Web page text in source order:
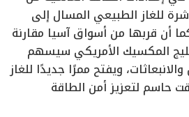
للغاز الطبيعي المسال إلى
كما أن قربها من أسواق آسيا مقارنة
المكسيك الأمريكي سيسهم
ويفتح ممرًا جديدًا للغاز
حاسم لتعزيز أمن الطاقة